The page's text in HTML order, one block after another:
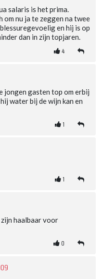
salaris is het prima.
nu ja te zeggen na twee
en hij is op
dan in zijn topjaren.
4
jongen gasten top om erbij
water bij de wijn kan en
1
1
haalbaar voor
0